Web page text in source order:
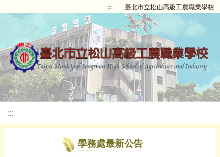
::: 臺北市立松山高級工農職業學校
:::
學務處最新公告